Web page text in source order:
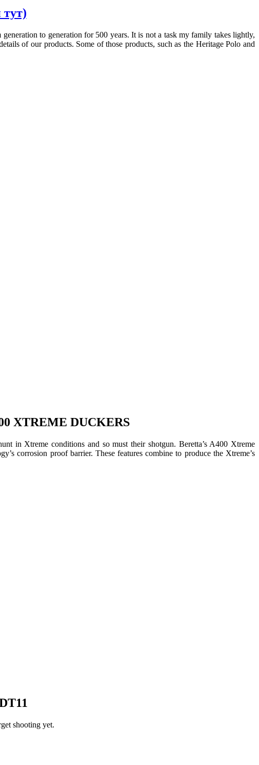
to generation for 500 years. It is not a task my family takes lightly,
of our products. Some of those products, such as the Heritage Polo and
XTREME DUCKERS
in Xtreme conditions and so must their shotgun. Beretta’s A400 Xtreme
corrosion proof barrier. These features combine to produce the Xtreme’s
shooting yet.